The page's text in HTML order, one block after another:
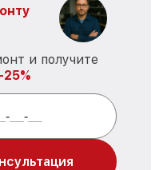
и получите